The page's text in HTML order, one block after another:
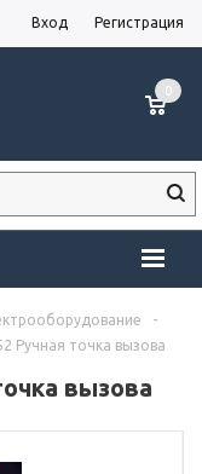
Вход Регистрация
0
-
Ручная точка вызова
вызова